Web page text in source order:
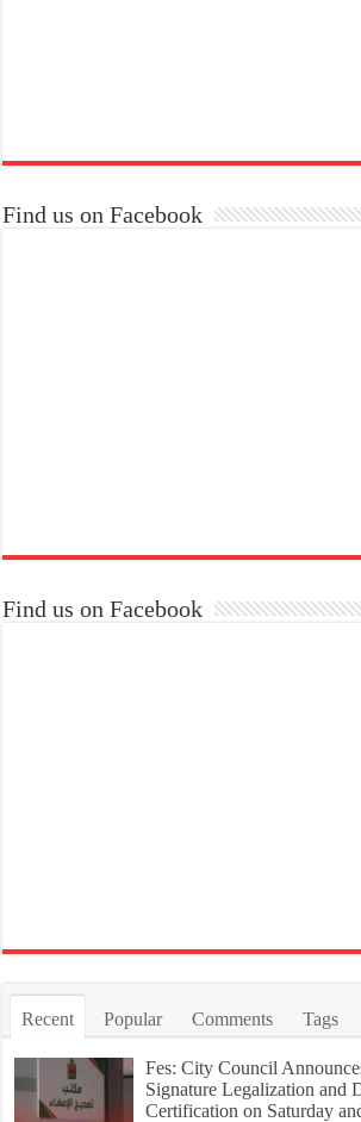
Find us on Facebook
Find us on Facebook
Recent Popular Comments Tags
Fes: City Council
Signature Legalization and
Certification on Saturday